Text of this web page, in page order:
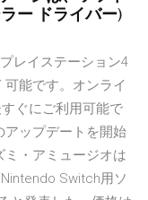
ー ドライバー)
レイステーション4
能です。オンライ
ぐにご利用可能で
アップデートを開始
ミ・アミュージオは
Switch用ソ